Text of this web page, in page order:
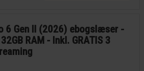
6 Gen II (2026) ebogslæser -
RAM - Inkl. GRATIS 3